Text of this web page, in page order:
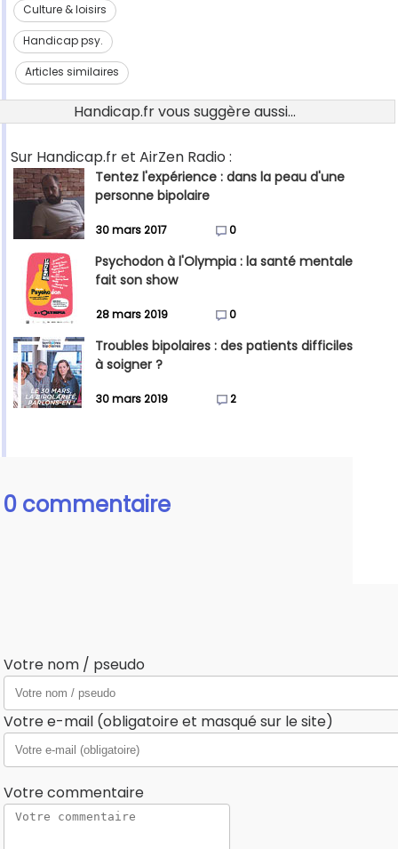
Culture & loisirs
Handicap psy.
Articles similaires
Handicap.fr vous suggère aussi...
Sur Handicap.fr et AirZen Radio :
Tentez l'expérience : dans la peau d'une
personne bipolaire
30 mars 2017 0
Psychodon à l'Olympia : la santé mentale
fait son show
28 mars 2019 0
Troubles bipolaires : des patients difficiles
à soigner ?
30 mars 2019 2
0 commentaire
Votre nom / pseudo
Votre e-mail (obligatoire et masqué sur le site)
Votre commentaire